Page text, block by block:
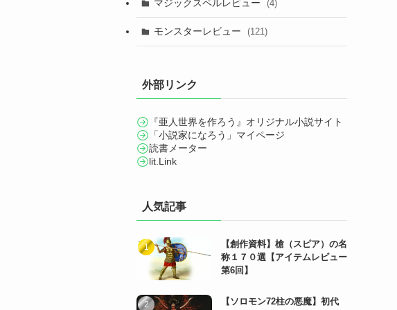
マジックスペルレビュー (4)
モンスターレビュー (121)
外部リンク
『亜人世界を作ろう』オリジナル小説サイト
「小説家になろう」マイページ
読書メーター
lit.Link
人気記事
【創作資料】槍（スピア）の名
称１７０選【アイテムレビュー
第6回】
【ソロモン72柱の悪魔】初代